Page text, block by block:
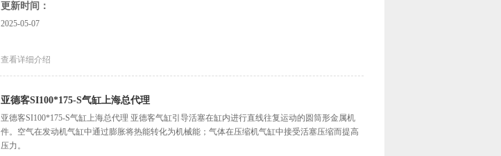
更新时间：
2025-05-07
查看详细介绍
亚德客SI100*175-S气缸上海总代理
亚德客SI100*175-S气缸上海总代理 亚德客气缸引导活塞在缸内进行直线往复运动的圆筒形金属机
件。空气在发动机气缸中通过膨胀将热能转化为机械能；气体在压缩机气缸中接受活塞压缩而提高
压力。